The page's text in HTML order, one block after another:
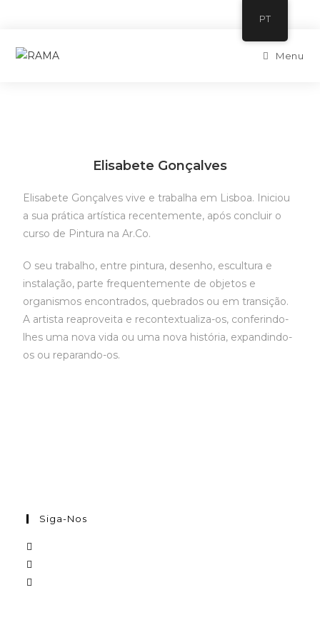
Menu
Elisabete Gonçalves
Elisabete Gonçalves vive e trabalha em Lisboa. Iniciou
a sua prática artística recentemente, após concluir o
curso de Pintura na Ar.Co.
O seu trabalho, entre pintura, desenho, escultura e
instalação, parte frequentemente de objetos e
organismos encontrados, quebrados ou em transição.
A artista reaproveita e recontextualiza-os, conferindo-
lhes uma nova vida ou uma nova história, expandindo-
os ou reparando-os.
Siga-Nos
PT